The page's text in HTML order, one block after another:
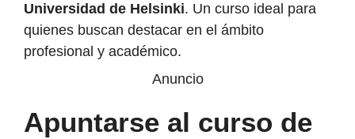
Universidad de Helsinki. Un curso ideal para
quienes buscan destacar en el ámbito
profesional y académico.
Anuncio
Apuntarse al curso de